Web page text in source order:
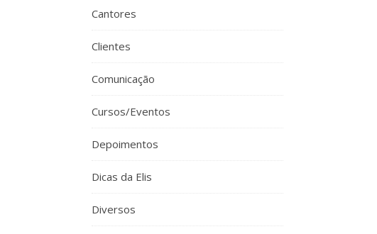
Cantores
Clientes
Comunicação
Cursos/Eventos
Depoimentos
Dicas da Elis
Diversos